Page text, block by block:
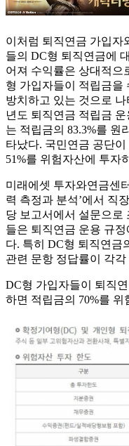
이처럼 퇴직연금 가입자
들의 DC형 퇴직연금에
어져 수익률은 상대적으
형 가입자들이 적립금을
방치하고 있는 것으로
년도 퇴직연금 적립금
는 적립금의 83.3%를 원
타났다. 국민연금 공단
51%를 위험자산에 투자
미래에셋 투자와연금센
력 측정과 분석’에서 직
당 보고서에서 설문으로
들은 퇴직연금 운용 규
다. 특히 DC형 퇴직연금
관련 문항 정답률이 각각
DC형 가입자들이 퇴직
하면 적립금의 70%를